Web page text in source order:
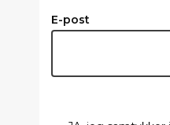
E-post